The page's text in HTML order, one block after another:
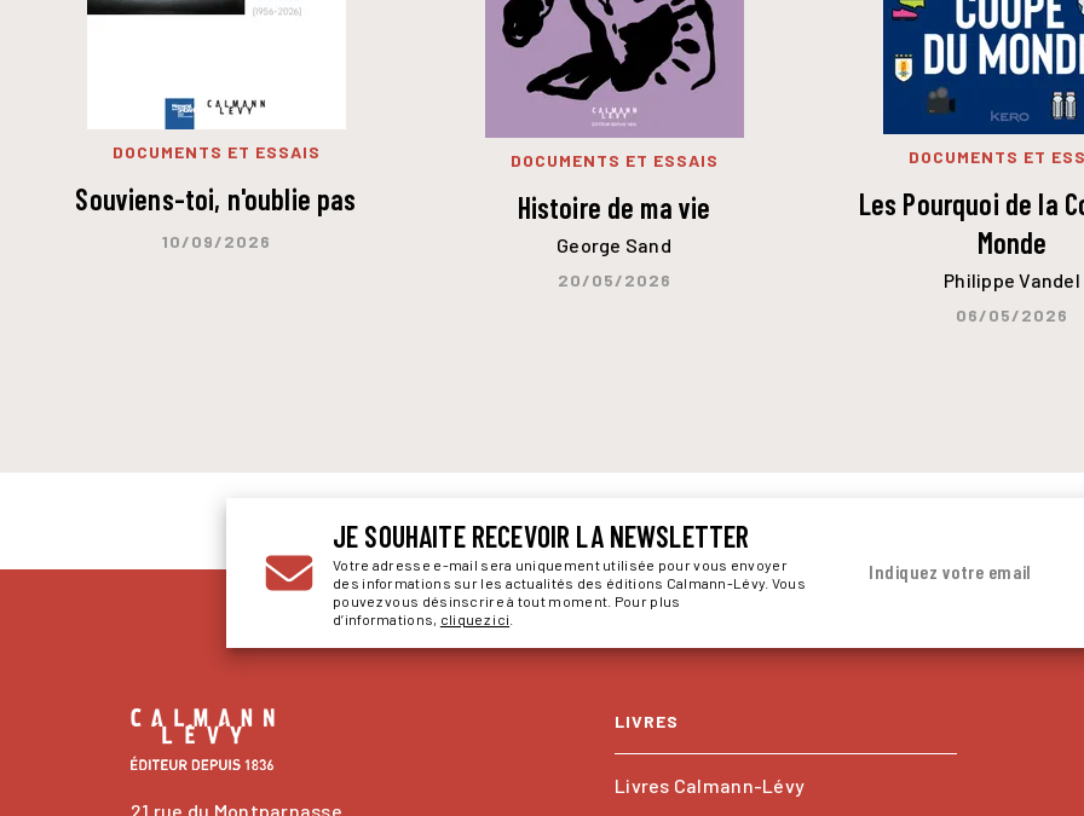
DOCUMENTS ET ESSAIS
Souviens-toi, n'oublie pas
10/09/2026
DOCUMENTS ET ESSAIS
Histoire de ma vie
George Sand
20/05/2026
DOCUMENTS ET
Les Pourquoi de la
Monde
Philippe Vandel
06/05/2026
JE SOUHAITE RECEVOIR LA NEWSLETTER
Votre adresse e-mail sera uniquement utilisée pour vous envoyer
des informations sur les actualités des éditions Calmann-Lévy. Vous
pouvez vous désinscrire à tout moment. Pour plus
d’informations, cliquez ici
Indiquez votre email
21 rue du Montparnasse
LIVRES
Livres Calmann-Lévy